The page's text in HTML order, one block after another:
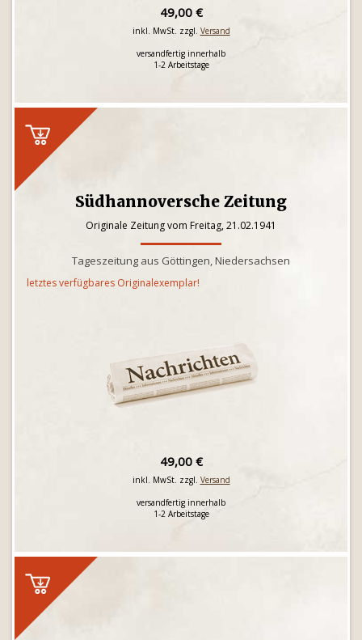
49,00 €
inkl. MwSt. zzgl. Versand
versandfertig innerhalb
1-2 Arbeitstage
Südhannoversche Zeitung
Originale Zeitung vom Freitag, 21.02.1941
Tageszeitung aus Göttingen, Niedersachsen
letztes verfügbares Originalexemplar!
49,00 €
inkl. MwSt. zzgl. Versand
versandfertig innerhalb
1-2 Arbeitstage